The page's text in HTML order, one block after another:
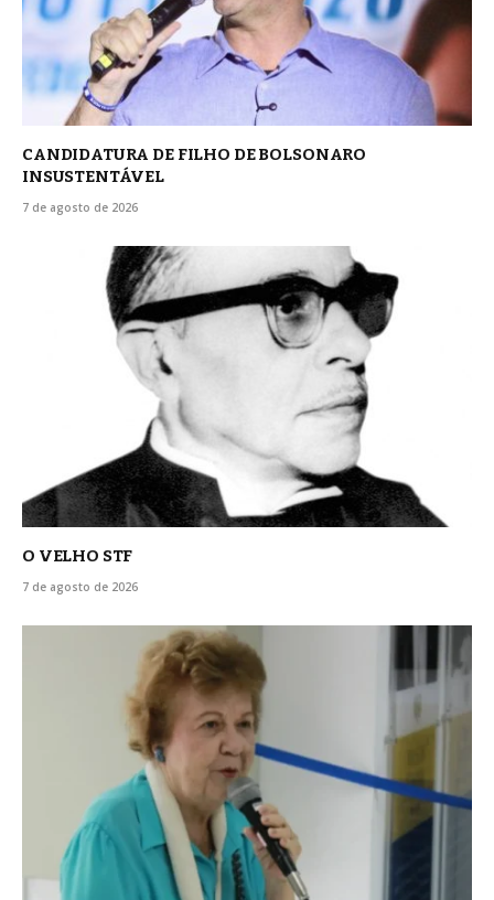
CANDIDATURA DE FILHO DE BOLSONARO
INSUSTENTÁVEL
7 de agosto de 2026
O VELHO STF
7 de agosto de 2026